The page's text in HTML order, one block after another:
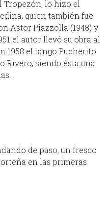
Tropezón, lo hizo el
quien también fue
Astor Piazzolla (1948) y
el autor llevó su obra al
1958 el tango Pucherito
Rivero, siendo ésta una
de paso, un fresco
en las primeras